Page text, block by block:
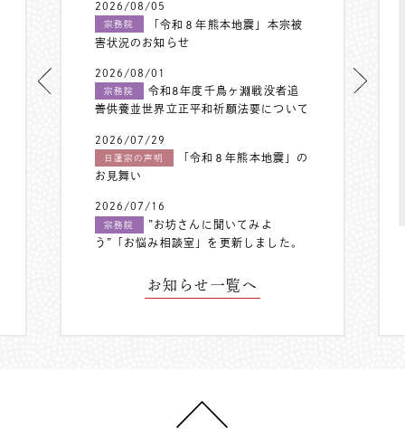
2026/08/05
宗務院
「令和８年熊本地震」本宗被
害状況のお知らせ
2026/08/01
宗務院
令和8年度千鳥ヶ淵戦没者追
善供養並世界立正平和祈願法要について
2026/07/29
日蓮宗の声明
「令和８年熊本地震」の
お見舞い
2026/07/16
宗務院
”お坊さんに聞いてみよ
う”「お悩み相談室」を更新しました。
お知らせ一覧へ